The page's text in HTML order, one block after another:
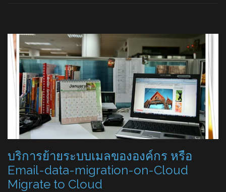
บริการย้ายระบบเมลขององค์กร หรือ
Email-data-migration-on-Cloud
Migrate to Cloud